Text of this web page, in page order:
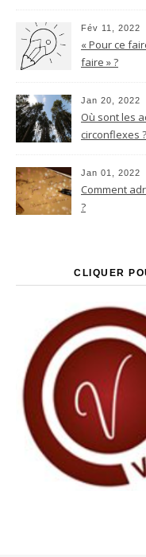
son -é ?
Fév 11, 2022
« Pour ce
faire » ?
Jan 20, 2022
Où sont les
circonflexes ?
Jan 01, 2022
Comment
?
CLIQUER